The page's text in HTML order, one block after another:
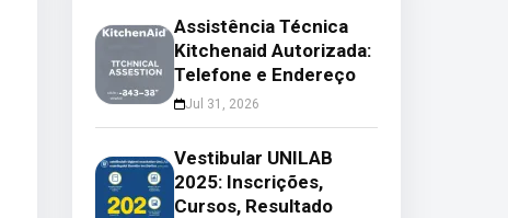
Assistência Técnica
Kitchenaid Autorizada:
Telefone e Endereço
Jul 31, 2026
Vestibular UNILAB
2025: Inscrições,
Cursos, Resultado